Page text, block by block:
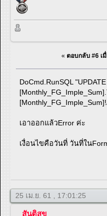
« ตอบกลับ #6 เ
DoCmd.RunSQL
เอาออกแล้วError ค่ะ
เงื่อนไขคือวันที่ วันที่ใน
25 เม.ย. 61 , 17:01:25
สันติสุข